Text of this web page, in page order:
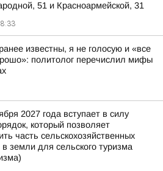
51 и Красноармейской, 31
известны, я не голосую и «все
политолог перечислил мифы
2027 года вступает в силу
который позволяет
часть сельскохозяйственных
в земли для сельского туризма